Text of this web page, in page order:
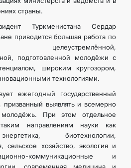
страны.
Туркменистана Сердар
приводится большая работа по
подготовленной молодёжи с
широким кругозором,
технологиями.
ежегодный государственный
призванный выявлять и всемерно
При этом отдельное
направлениям науки как
биотехнологии,
сельское хозяйство, экология и
коммуникационные и